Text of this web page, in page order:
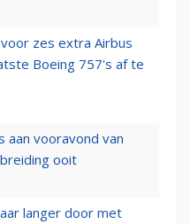
zes extra Airbus
Boeing 757's af te
aan vooravond van
ooit
langer door met